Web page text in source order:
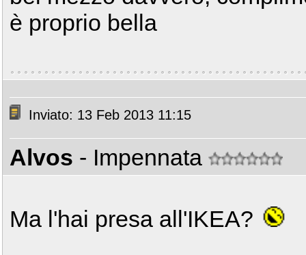
è proprio bella
Inviato: 13 Feb 2013 11:15
Alvos - Impennata
Ma l'hai presa all'IKEA?